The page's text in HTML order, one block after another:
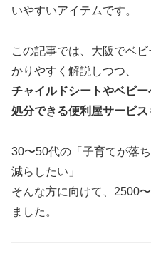
いやすいアイテムです。
この記事では、大阪でベ
かりやすく解説しつつ、
チャイルドシートやベビ
処分できる便利屋サービス
30〜50代の「子育てが落
減らしたい」
そんな方に向けて、2500
ました。